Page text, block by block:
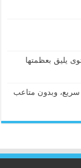
يليق بعظمتها
وبدون متاعب